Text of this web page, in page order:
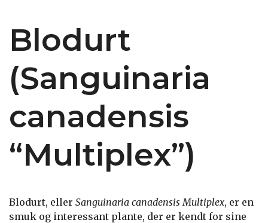
Blodurt
(Sanguinaria
canadensis
“Multiplex”)
Blodurt, eller Sanguinaria canadensis Multiplex, er en
smuk og interessant plante, der er kendt for sine